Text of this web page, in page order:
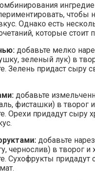
чтобы
Однако есть
которые стоит
добавьте мелко
зеленый лук) в
Зелень придаст сыру
добавьте
фисташки) в творог
Орехи придадут сыру
добавьте
чернослив) в творог и
Сухофрукты придадут